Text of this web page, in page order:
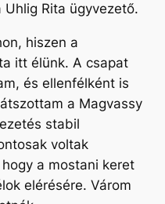
Uhlig Rita ügyvezető.
hiszen a
itt élünk. A csapat
és ellenfélként is
a Magvassy
stabil
voltak
a mostani keret
elérésére. Várom